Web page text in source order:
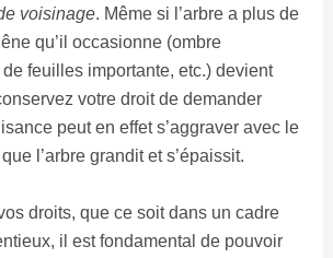
voisinage. Même si l’arbre a plus de
qu’il occasionne (ombre
feuilles importante, etc.) devient
votre droit de demander
peut en effet s’aggraver avec le
l’arbre grandit et s’épaissit.
droits, que ce soit dans un cadre
il est fondamental de pouvoir